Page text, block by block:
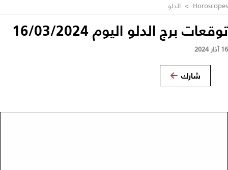
Horoscopes
> الدلو
توقعات برج الدلو اليوم 16/03/2024
16 آذار 2024
شارك